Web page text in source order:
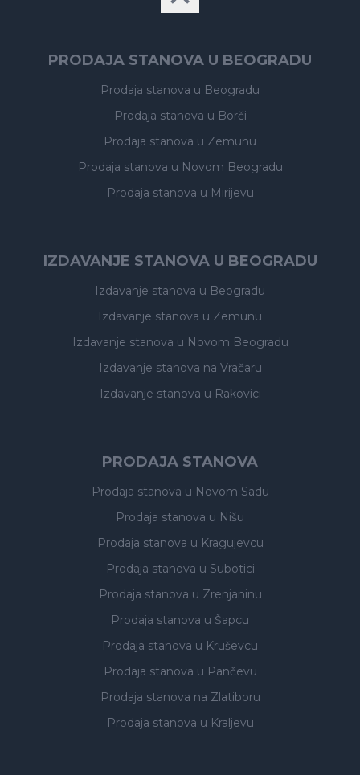
PRODAJA STANOVA U BEOGRADU
Prodaja stanova u Beogradu
Prodaja stanova u Borči
Prodaja stanova u Zemunu
Prodaja stanova u Novom Beogradu
Prodaja stanova u Mirijevu
IZDAVANJE STANOVA U BEOGRADU
Izdavanje stanova u Beogradu
Izdavanje stanova u Zemunu
Izdavanje stanova u Novom Beogradu
Izdavanje stanova na Vračaru
Izdavanje stanova u Rakovici
PRODAJA STANOVA
Prodaja stanova u Novom Sadu
Prodaja stanova u Nišu
Prodaja stanova u Kragujevcu
Prodaja stanova u Subotici
Prodaja stanova u Zrenjaninu
Prodaja stanova u Šapcu
Prodaja stanova u Kruševcu
Prodaja stanova u Pančevu
Prodaja stanova na Zlatiboru
Prodaja stanova u Kraljevu